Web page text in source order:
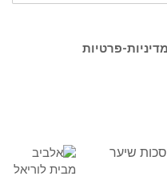
מדיניות-פרטיות
שיער